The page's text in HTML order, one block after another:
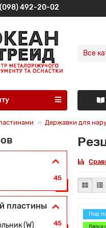
(098) 492-20-02
Все
Державки для
45
пластины
(W) 45
Под
Ваша